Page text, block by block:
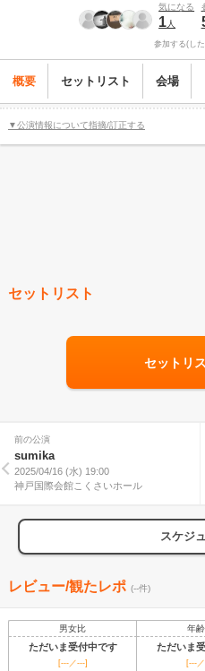
気になる
1人
参加する(し
概要 セットリスト 会場
▼公演情報について指摘/訂正する
セットリスト
セットリ
前の公演
sumika
2025/04/16 (水) 19:00
神戸国際会館こくさいホール
スケジ
レビュー/観たレポ (--件)
男女比 年
ただいま受付中です ただいま
[---／---] [---